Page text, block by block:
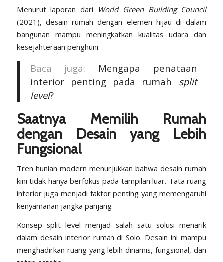
Menurut laporan dari
World Green Building Council
(2021), desain rumah dengan elemen hijau di dalam
bangunan mampu meningkatkan kualitas udara dan
kesejahteraan penghuni.
Baca juga: Mengapa penataan
interior penting pada rumah split
level?
Saatnya Memilih Rumah
dengan Desain yang Lebih
Fungsional
Tren hunian modern menunjukkan bahwa desain rumah
kini tidak hanya berfokus pada tampilan luar. Tata ruang
interior juga menjadi faktor penting yang memengaruhi
kenyamanan jangka panjang.
Konsep split level menjadi salah satu solusi menarik
dalam desain interior rumah di Solo. Desain ini mampu
menghadirkan ruang yang lebih dinamis, fungsional, dan